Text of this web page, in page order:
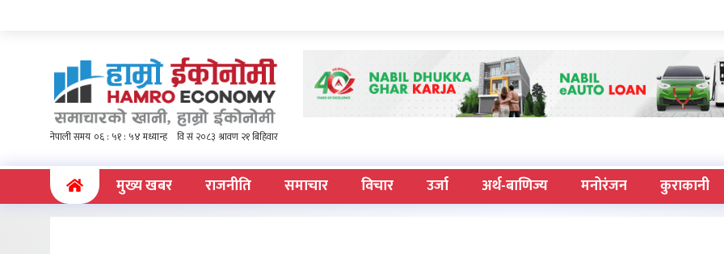
(current)मुख्य खबर राजनीति समाचार विचार उर्जा अर्थ-बाणिज्य मनोरंजन कुराकानी